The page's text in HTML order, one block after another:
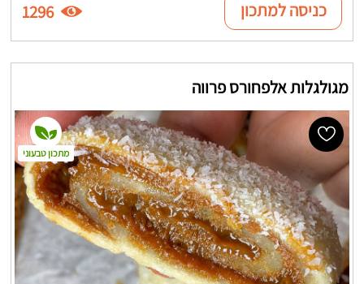
כניסה למתכון 1296
מגולגלות אלפחורס פרווה
מתכון טבעוני